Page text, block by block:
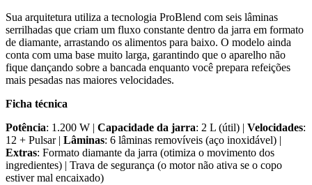
Sua arquitetura utiliza a tecnologia ProBlend com seis lâminas
serrilhadas que criam um fluxo constante dentro da jarra em formato
de diamante, arrastando os alimentos para baixo. O modelo ainda
conta com uma base muito larga, garantindo que o aparelho não
fique dançando sobre a bancada enquanto você prepara refeições
mais pesadas nas maiores velocidades.
Ficha técnica
Potência: 1.200 W | Capacidade da jarra: 2 L (útil) | Velocidades:
12 + Pulsar | Lâminas: 6 lâminas removíveis (aço inoxidável) |
Extras: Formato diamante da jarra (otimiza o movimento dos
ingredientes) | Trava de segurança (o motor não ativa se o copo
estiver mal encaixado)